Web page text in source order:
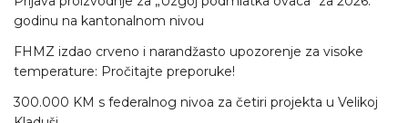
godinu na kantonalnom nivou
FHMZ izdao crveno i narandžasto upozorenje za visoke
temperature: Pročitajte preporuke!
300.000 KM s federalnog nivoa za četiri projekta u Velikoj